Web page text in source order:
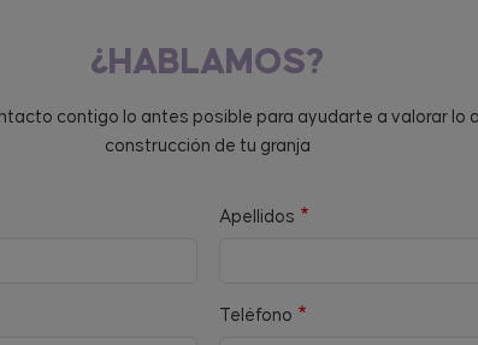
¿HABLAMOS?
contigo lo antes posible para ayudarte a valorar lo
construcción de tu granja
Apellidos
Teléfono